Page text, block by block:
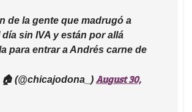
de la gente que madrugó a
sin IVA y están por allá
para entrar a Andrés carne de
(@chicajodona_) August 30,